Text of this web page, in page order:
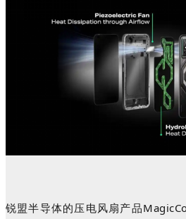
锐盟半导体的压电风扇产品